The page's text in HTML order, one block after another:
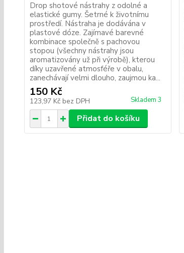
Drop shotové nástrahy z odolné a
elastické gumy. Šetrné k životnímu
prostředí. Nástraha je dodávána v
plastové dóze. Zajímavé barevné
kombinace společně s pachovou
stopou (všechny nástrahy jsou
aromatizovány už při výrobě), kterou
díky uzavřené atmosféře v obalu,
zanechávají velmi dlouho, zaujmou ka...
150 Kč
123,97 Kč bez DPH Skladem 3
Přidat do košíku